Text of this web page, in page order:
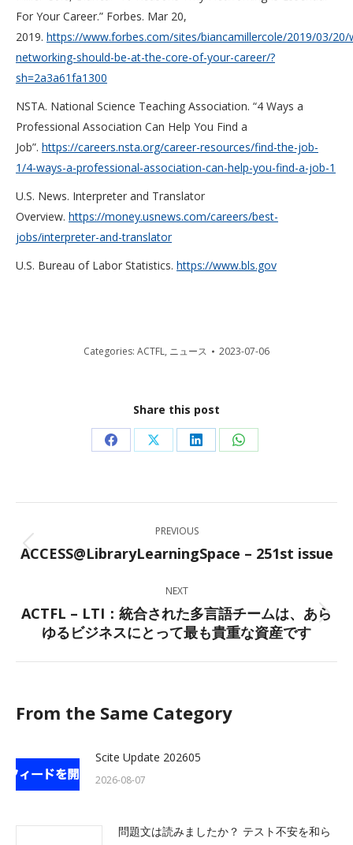
For Your Career.” Forbes. Mar 20,
2019. https://www.forbes.com/sites/biancamillercole/2019/03/20/
networking-should-be-at-the-core-of-your-career/?
sh=2a3a61fa1300
NSTA. National Science Teaching Association. “4 Ways a
Professional Association Can Help You Find a
Job”. https://careers.nsta.org/career-resources/find-the-job-
1/4-ways-a-professional-association-can-help-you-find-a-job-1
U.S. News. Interpreter and Translator
Overview. https://money.usnews.com/careers/best-
jobs/interpreter-and-translator
U.S. Bureau of Labor Statistics. https://www.bls.gov
Categories: ACTFL, ニュース 2023-07-06
Share this post
Share
Facebook
Share
X
Share
LinkedIn
Share
WhatsApp
navigation
PREVIOUS
Previous
ACCESS@LibraryLearningSpace – 251st issue
NEXT
Next
post:
ACTFL – LTI：統合された多言語チームは、あら
ゆるビジネスにとって最も貴重な資産です
From the Same Category
Scite Update 202605
2026-08-07
問題文は読みましたか？ テスト不安を和ら